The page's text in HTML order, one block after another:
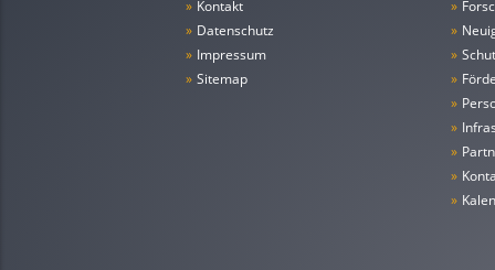
» Kontakt
» Datenschutz
» Impressum
» Sitemap
»
»
»
»
»
»
»
»
»